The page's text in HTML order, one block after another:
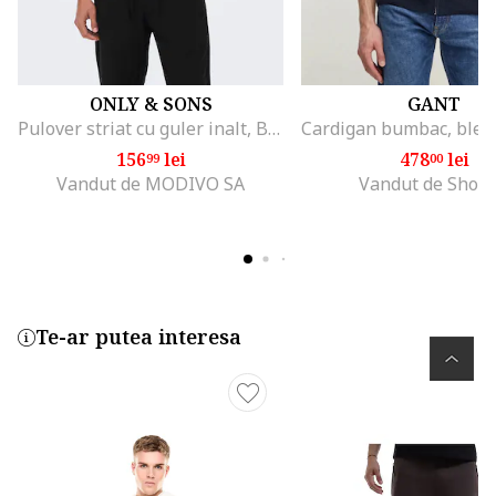
ONLY & SONS
Pulover striat cu guler inalt, Bleumarin
15699lei
Vandut de MODIVO SA
GANT
47800lei
Vandut de
Te-ar putea interesa